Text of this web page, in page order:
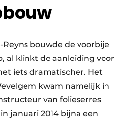
Reyns bouwde de voorbije
al klinkt de aanleiding voor
iets dramatischer. Het
kwam namelijk in
van folieserres
januari 2014 bijna een